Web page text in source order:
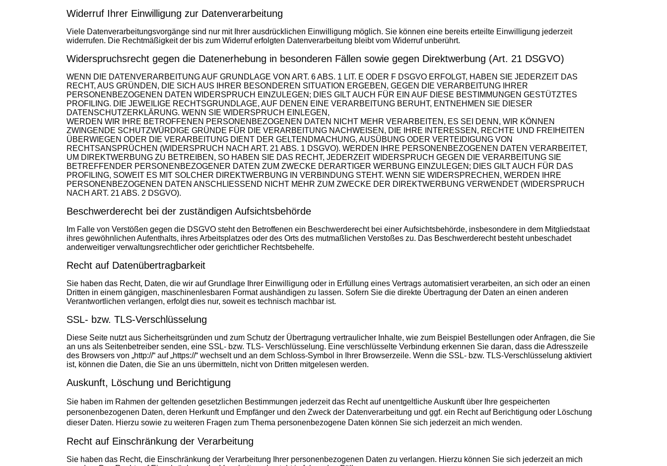
Widerruf Ihrer Einwilligung zur Datenverarbeitung
Viele Datenverarbeitungsvorgänge sind nur mit Ihrer ausdrücklichen Einwilligung möglich. Sie können eine bereits erteilte Einwilligung jederzeit
widerrufen. Die Rechtmäßigkeit der bis zum Widerruf erfolgten Datenverarbeitung bleibt vom Widerruf unberührt.
Widerspruchsrecht gegen die Datenerhebung in besonderen Fällen sowie gegen Direktwerbung (Art. 21 DSGVO)
WENN DIE DATENVERARBEITUNG AUF GRUNDLAGE VON ART. 6 ABS. 1 LIT. E ODER F DSGVO ERFOLGT, HABEN SIE JEDERZEIT DAS
RECHT, AUS GRÜNDEN, DIE SICH AUS IHRER BESONDEREN SITUATION ERGEBEN, GEGEN DIE VERARBEITUNG IHRER
PERSONENBEZOGENEN DATEN WIDERSPRUCH EINZULEGEN; DIES GILT AUCH FÜR EIN AUF DIESE BESTIMMUNGEN GESTÜTZTES
PROFILING. DIE JEWEILIGE RECHTSGRUNDLAGE, AUF DENEN EINE VERARBEITUNG BERUHT, ENTNEHMEN SIE DIESER
DATENSCHUTZERKLÄRUNG. WENN SIE WIDERSPRUCH EINLEGEN,
WERDEN WIR IHRE BETROFFENEN PERSONENBEZOGENEN DATEN NICHT MEHR VERARBEITEN, ES SEI DENN, WIR KÖNNEN
ZWINGENDE SCHUTZWÜRDIGE GRÜNDE FÜR DIE VERARBEITUNG NACHWEISEN, DIE IHRE INTERESSEN, RECHTE UND FREIHEITEN
ÜBERWIEGEN ODER DIE VERARBEITUNG DIENT DER GELTENDMACHUNG, AUSÜBUNG ODER VERTEIDIGUNG VON
RECHTSANSPRÜCHEN (WIDERSPRUCH NACH ART. 21 ABS. 1 DSGVO). WERDEN IHRE PERSONENBEZOGENEN DATEN VERARBEITET,
UM DIREKTWERBUNG ZU BETREIBEN, SO HABEN SIE DAS RECHT, JEDERZEIT WIDERSPRUCH GEGEN DIE VERARBEITUNG SIE
BETREFFENDER PERSONENBEZOGENER DATEN ZUM ZWECKE DERARTIGER WERBUNG EINZULEGEN; DIES GILT AUCH FÜR DAS
PROFILING, SOWEIT ES MIT SOLCHER DIREKTWERBUNG IN VERBINDUNG STEHT. WENN SIE WIDERSPRECHEN, WERDEN IHRE
PERSONENBEZOGENEN DATEN ANSCHLIESSEND NICHT MEHR ZUM ZWECKE DER DIREKTWERBUNG VERWENDET (WIDERSPRUCH
NACH ART. 21 ABS. 2 DSGVO).
Beschwerderecht bei der zuständigen Aufsichtsbehörde
m Falle von Verstößen gegen die DSGVO steht den Betroffenen ein Beschwerderecht bei einer Aufsichtsbehörde, insbesondere in dem Mitgliedstaat
ihres gewöhnlichen Aufenthalts, ihres Arbeitsplatzes oder des Orts des mutmaßlichen Verstoßes zu. Das Beschwerderecht besteht unbeschadet
anderweitiger verwaltungsrechtlicher oder gerichtlicher Rechtsbehelfe.
Recht auf Datenübertragbarkeit
Sie haben das Recht, Daten, die wir auf Grundlage Ihrer Einwilligung oder in Erfüllung eines Vertrags automatisiert verarbeiten, an sich oder an einen
Dritten in einem gängigen, maschinenlesbaren Format aushändigen zu lassen. Sofern Sie die direkte Übertragung der Daten an einen anderen
Verantwortlichen verlangen, erfolgt dies nur, soweit es technisch machbar ist.
SSL- bzw. TLS-Verschlüsselung
Diese Seite nutzt aus Sicherheitsgründen und zum Schutz der Übertragung vertraulicher Inhalte, wie zum Beispiel Bestellungen oder Anfragen, die Sie
an uns als Seitenbetreiber senden, eine SSL- bzw. TLS- Verschlüsselung. Eine verschlüsselte Verbindung erkennen Sie daran, dass die Adresszeile
des Browsers von „http://“ auf „https://“ wechselt und an dem Schloss-Symbol in Ihrer Browserzeile. Wenn die SSL- bzw. TLS-Verschlüsselung aktiviert
ist, können die Daten, die Sie an uns übermitteln, nicht von Dritten mitgelesen werden.
Auskunft, Löschung und Berichtigung
Sie haben im Rahmen der geltenden gesetzlichen Bestimmungen jederzeit das Recht auf unentgeltliche Auskunft über Ihre gespeicherten
personenbezogenen Daten, deren Herkunft und Empfänger und den Zweck der Datenverarbeitung und ggf. ein Recht auf Berichtigung oder Löschung
dieser Daten. Hierzu sowie zu weiteren Fragen zum Thema personenbezogene Daten können Sie sich jederzeit an mich wenden.
Recht auf Einschränkung der Verarbeitung
Sie haben das Recht, die Einschränkung der Verarbeitung Ihrer personenbezogenen Daten zu verlangen. Hierzu können Sie sich jederzeit an mich